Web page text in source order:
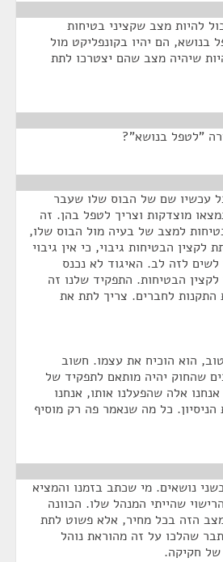
להיות מצב שקציני בטיחות
בנושא, הם יהיו בקונפליקט מול
שיהיה מצב שהם יצטרכו לתת
"לטפל בנושא"?
עכשיו שם של הבוס שלו שעבר
מוצדקות וצריך לטפל בהן. זה
למצב של בעיה מול הבוס שלו,
לקצין הבטיחות גיבוי, כי אין גיבוי
לזה לב. האיגוד לא נכנס
לקצין הבטיחות. התפקיד שלנו זה
התקנות לחברים. צריך לתת את
הוא הוכיח את עצמו. חשוב
שהחוק יהיה מותאם לתפקיד של
אלה שהפעלנו אותו, אנחנו
הניסיון. כל מה שנאמר פה רק מוסיף
נושאים. מי שכתב בזמנו והמציא
שהייתי המנהל שלו. הכוונה
הזה בכל מחיר, אלא פשוט לתת
שהלכו על זה מהוראת נוהל
של חקיקה.